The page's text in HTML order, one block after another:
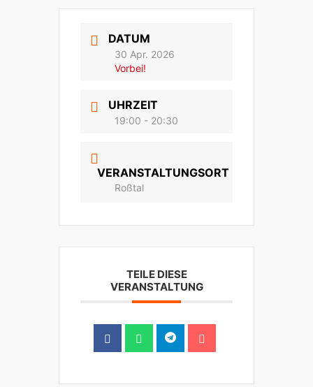
DATUM
30 Apr. 2026
Vorbei!
UHRZEIT
19:00 - 20:30
VERANSTALTUNGSORT
Roßtal
TEILE DIESE
VERANSTALTUNG